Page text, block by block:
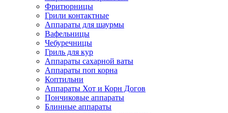
Фритюрницы
Грили контактные
Аппараты для шаурмы
Вафельницы
Чебуречницы
Гриль для кур
Аппараты сахарной ваты
Аппараты поп корна
Коптильни
Аппараты Хот и Корн Догов
Пончиковые аппараты
Блинные аппараты